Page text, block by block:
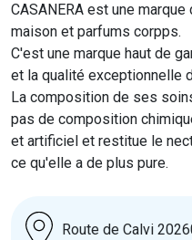
CASANERA est une
maison et parfums corpps.
C'est une marque haut de
et la qualité exceptionnelle
La composition de ses
pas de composition
et artificiel et restitue le
ce qu'elle a de plus pure.
Route de Calvi